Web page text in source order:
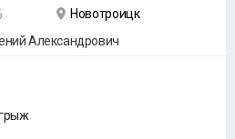
Новотроицк
Александрович